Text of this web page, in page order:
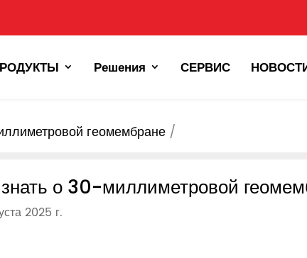
Решения СЕРВИС
геомембране
о 30-миллиметровой
2025 г.